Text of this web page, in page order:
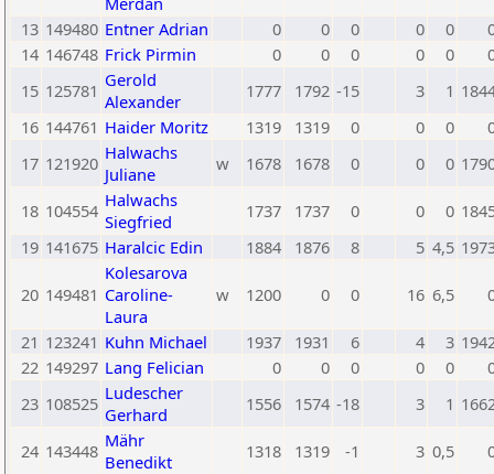
13 149480 Entner Adrian 0 0 0 0 0
14 146748 Frick Pirmin 0 0 0 0 0
15 125781 Gerold
Alexander
1777 1792 -15 3 1
16 144761 Haider Moritz 1319 1319 0 0 0
17 121920 Halwachs
Juliane
w 1678 1678 0 0 0
18 104554 Halwachs
Siegfried
1737 1737 0 0 0
19 141675 Haralcic Edin 1884 1876 8 5 4,5
20 149481
Kolesarova
Caroline-
Laura
w 1200 0 0 16 6,5
21 123241 Kuhn Michael 1937 1931 6 4 3
22 149297 Lang Felician 0 0 0 0 0
23 108525 Ludescher
Gerhard
1556 1574 -18 3 1
24 143448 Mähr
Benedikt
1318 1319 -1 3 0,5